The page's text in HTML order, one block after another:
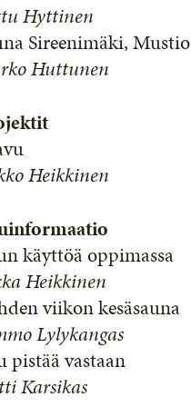
Hyttinen
Sireenimäki, Mustio
Huttunen
Heikkinen
käyttöä oppimassa
Heikkinen
viikon kesäsauna
Lylykangas
pistää vastaan
Karsikas